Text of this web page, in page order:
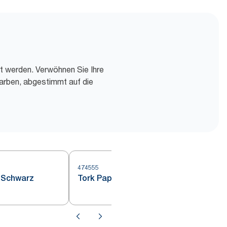
Verwöhnen Sie Ihre
abgestimmt auf die
474555
Tork Papier-Tischset Anthrazit